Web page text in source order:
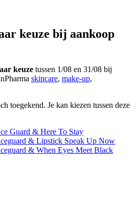
keuze bij aankoop
keuze tussen 1/08 en 31/08 bij
skincare, make-up,
toegekend. Je kan kiezen tussen deze
Guard & Here To Stay
& Lipstick Speak Up Now
& When Eyes Meet Black